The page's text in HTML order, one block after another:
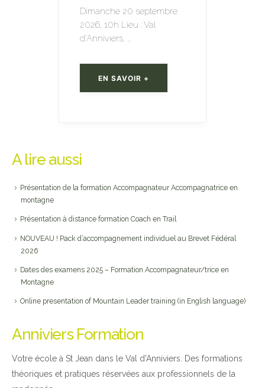
Dimanche 20 septembre
2026, 10h Lieu : Val
d’Anniviers, ...
EN SAVOIR +
A lire aussi
Présentation de la formation Accompagnateur Accompagnatrice en
montagne
Présentation à distance formation Coach en Trail
NOUVEAU ! Pack d’accompagnement individuel au Brevet Fédéral
2026
Dates des examens 2025 – Formation Accompagnateur/trice en
Montagne
Online presentation of Mountain Leader training (in English language)
Anniviers Formation
Votre école à St Jean dans le Val d'Anniviers. Des formations
théoriques et pratiques réservées aux professionnels de la